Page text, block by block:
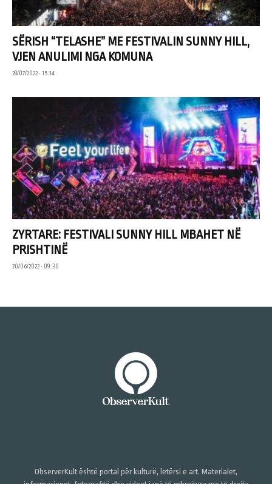
SËRISH “TELASHE” ME FESTIVALIN SUNNY HILL,
VJEN ANULIMI NGA KOMUNA
28/07/2022 • 15:14
ZYRTARE: FESTIVALI SUNNY HILL MBAHET NË
PRISHTINË
20/06/2022 • 09:30
ObserverKult është portal për kulturë, letërsi e art. Materialet,